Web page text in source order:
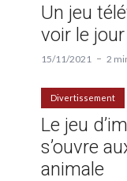
Un jeu
voir le jour
15/11/2021 2
Divertissement
Le jeu
s’ouvre
animale